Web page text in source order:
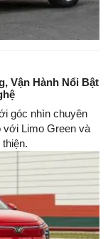
Vận Hành Nổi Bật
góc nhìn chuyên
với Limo Green và